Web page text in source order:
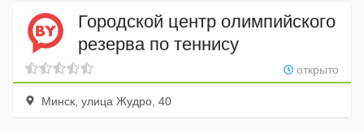
Городской центр олимпийского
резерва по теннису
открыто
Минск, улица Жудро, 40